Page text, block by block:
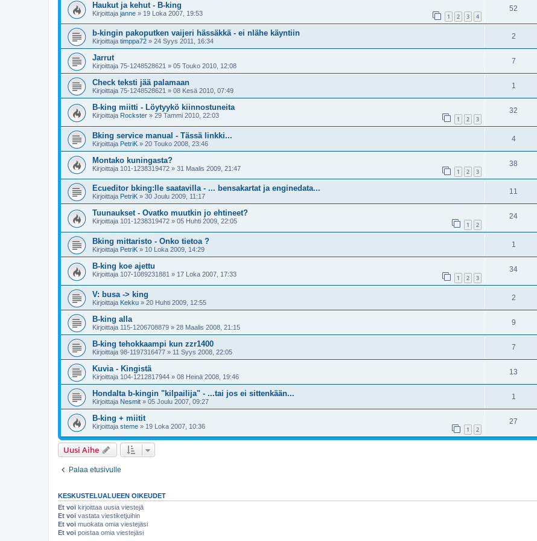
Haukut ja kehut - B-king
Kirjoittaja janne » 19 Loka 2007, 19:53 1 2 3 4
52
b-kingin pakoputken vaijeri hässäkkä - ei nlähe käyntiin
Kirjoittaja timppa72 » 24 Syys 2011, 16:34
2
Jarrut
Kirjoittaja 75-1248528621 » 05 Touko 2010, 12:08
7
Check teksti jää palamaan
Kirjoittaja 75-1248528621 » 08 Kesä 2010, 07:49
1
B-king miitti - Löytyykö kiinnostuneita
Kirjoittaja Rockster » 29 Tammi 2010, 22:03 1 2 3
32
Bking service manual - Tässä linkki...
Kirjoittaja PetriK » 20 Touko 2008, 23:46
4
Montako kuningasta?
Kirjoittaja 101-1238319472 » 31 Maalis 2009, 21:47 1 2 3
38
Ecueditor bking:lle saatavilla - ... bensakartat ja enginedata...
Kirjoittaja PetriK » 30 Joulu 2009, 11:17
11
Tuunaukset - Ovatko muutkin jo ehtineet?
Kirjoittaja 101-1238319472 » 05 Huhti 2009, 22:05 1 2
24
Bking mittaristo - Onko tietoa ?
Kirjoittaja PetriK » 10 Loka 2009, 14:29
1
B-king koe ajettu
Kirjoittaja 107-1089231881 » 17 Loka 2007, 17:33 1 2 3
34
V: busa -> king
Kirjoittaja Kekku » 20 Huhti 2009, 12:55
2
B-king alla
Kirjoittaja 115-1206708879 » 28 Maalis 2008, 21:15
9
B-king tehokkaampi kun zzr1400
Kirjoittaja 98-1197316477 » 11 Syys 2008, 22:05
7
Kuvia - Kingistä
Kirjoittaja 104-1212817944 » 08 Heinä 2008, 19:46
13
Hondalta b-kingin "kilpailija" - ...tai jos ei sittenkään...
Kirjoittaja Nesmit » 05 Joulu 2007, 09:27
1
B-king + miitit
Kirjoittaja steme » 19 Loka 2007, 10:36 1 2
27
Uusi Aihe
Palaa etusivulle
KESKUSTELUALUEEN OIKEUDET
Et voi kirjoittaa uusia viestejä
Et voi vastata viestiketjuihin
Et voi muokata omia viestejäsi
Et voi poistaa omia viestejäsi